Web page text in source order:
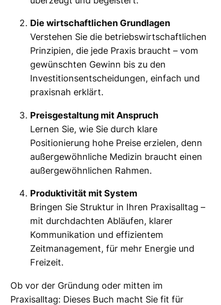
Die wirtschaftlichen Grundlagen
Verstehen Sie die betriebswirtschaftlichen
Prinzipien, die jede Praxis braucht – vom
gewünschten Gewinn bis zu den
Investitionsentscheidungen, einfach und
praxisnah erklärt.
Preisgestaltung mit Anspruch
Lernen Sie, wie Sie durch klare
Positionierung hohe Preise erzielen, denn
außergewöhnliche Medizin braucht einen
außergewöhnlichen Rahmen.
Produktivität mit System
Bringen Sie Struktur in Ihren Praxisalltag –
mit durchdachten Abläufen, klarer
Kommunikation und effizientem
Zeitmanagement, für mehr Energie und
Freizeit.
Ob vor der Gründung oder mitten im
Praxisalltag: Dieses Buch macht Sie fit für